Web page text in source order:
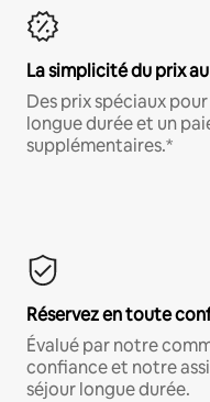
La simplicité du prix
Des prix spéciaux
longue durée et un
supplémentaires.*
Réservez en toute
Évalué par notre
confiance et notre
séjour longue durée.